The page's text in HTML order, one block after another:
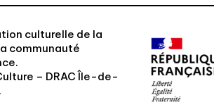
culturelle de la
communauté
– DRAC Île-de-